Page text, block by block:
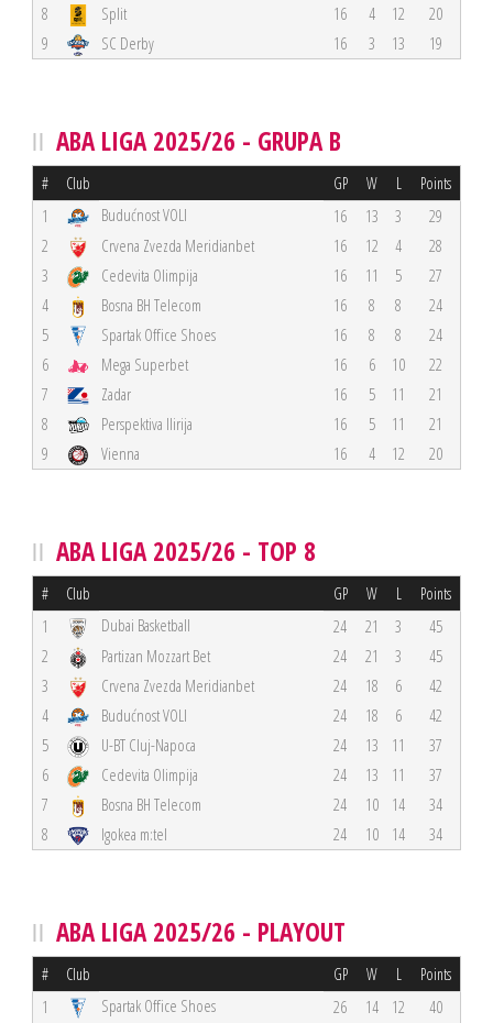
8
Split 16 4 12
20
9
SC Derby 16 3 13 19
ABA LIGA 2025/26 - GRUPA B
# Club GP W L Points
1 Budućnost VOLI 16 13 3
29
2
Crvena Zvezda Meridianbet 16 12 4
28
3
Cedevita Olimpija 16 11 5
27
4
Bosna BH Telecom 16 8 8
24
5
Spartak Office Shoes 16 8 8
24
6
Mega Superbet 16 6 10
22
7
Zadar 16 5 11
21
8
Perspektiva Ilirija 16 5 11
21
9
Vienna 16 4 12 20
ABA LIGA 2025/26 - TOP 8
# Club GP W L Points
1 Dubai Basketball 24 21 3
45
2
Partizan Mozzart Bet 24 21 3
45
3
Crvena Zvezda Meridianbet 24 18 6
42
4
Budućnost VOLI 24 18 6
42
5
U-BT Cluj-Napoca 24 13 11
37
6
Cedevita Olimpija 24 13 11
37
7
Bosna BH Telecom 24 10 14
34
8
Igokea m:tel 24 10 14 34
ABA LIGA 2025/26 - PLAYOUT
# Club GP W L Points
1 Spartak Office Shoes 26 14 12 40